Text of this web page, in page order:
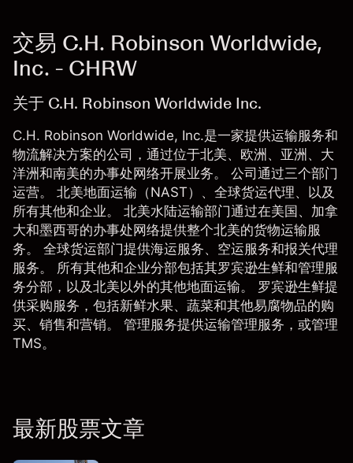
交易 C.H. Robinson Worldwide,
Inc. - CHRW
关于 C.H. Robinson Worldwide Inc.
C.H. Robinson Worldwide, Inc.是一家提供运输服务和
物流解决方案的公司，通过位于北美、欧洲、亚洲、大
洋洲和南美的办事处网络开展业务。 公司通过三个部门
运营。 北美地面运输（NAST）、全球货运代理、以及
所有其他和企业。 北美水陆运输部门通过在美国、加拿
大和墨西哥的办事处网络提供整个北美的货物运输服
务。 全球货运部门提供海运服务、空运服务和报关代理
服务。 所有其他和企业分部包括其罗宾逊生鲜和管理服
务分部，以及北美以外的其他地面运输。 罗宾逊生鲜提
供采购服务，包括新鲜水果、蔬菜和其他易腐物品的购
买、销售和营销。 管理服务提供运输管理服务，或管理
TMS。
最新股票文章